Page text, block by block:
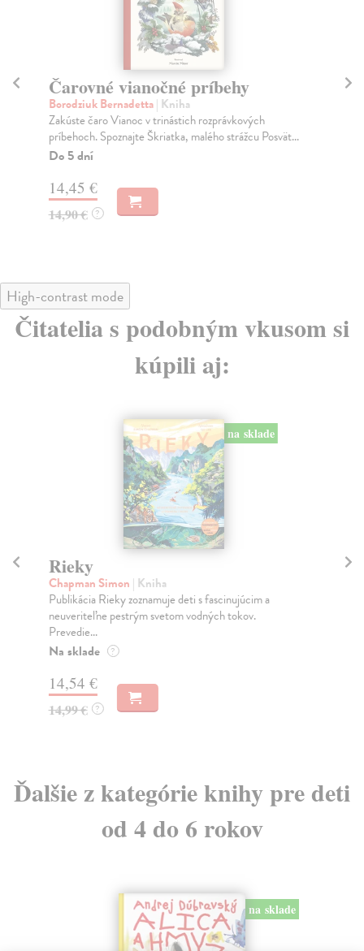
Čarovné vianočné príbehy
Borodziuk Bernadetta| Kniha
Zakúste čaro Vianoc v trinástich rozprávkových
príbehoch. Spoznajte Škriatka, malého strážcu Posvät...
Do 5 dní
14,45 €
14,90 € ?
High-contrast mode
Čitatelia s podobným vkusom si
kúpili aj:
na sklade
Rieky
Chapman Simon | Kniha
Publikácia Rieky zoznamuje deti s fascinujúcim a
neuveriteľne pestrým svetom vodných tokov.
Prevedie...
Na sklade ?
14,54 €
14,99 € ?
Ďalšie z kategórie knihy pre deti
od 4 do 6 rokov
na sklade